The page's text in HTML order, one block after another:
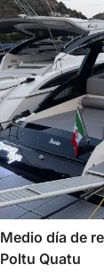
Medio día de
Poltu Quatu